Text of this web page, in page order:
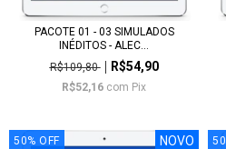
PACOTE 01 - 03 SIMULADOS
INÉDITOS - ALEC...
R$109,80
R$54,90
R$52,16 com Pix
50% OFF NOVO 50